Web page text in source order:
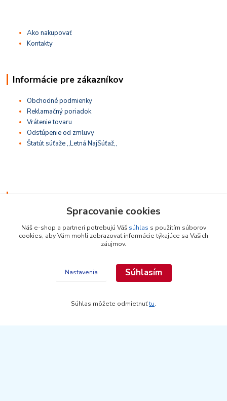
Ako nakupovať
Kontakty
Informácie pre zákazníkov
Obchodné podmienky
Reklamačný poriadok
Vrátenie tovaru
Odstúpenie od zmluvy
Štatút súťaže ,,Letná NajSúťaž,,
Najdielna.sk
Doručenie tovaru
Bezpečná platba
Transparentný nákup
Spracovanie cookies
Náš e-shop a partneri potrebujú Váš súhlas s použitím súborov
cookies, aby Vám mohli zobrazovať informácie týkajúce sa Vašich
záujmov.
Nastavenia Súhlasím
Súhlas môžete odmietnuťtu.